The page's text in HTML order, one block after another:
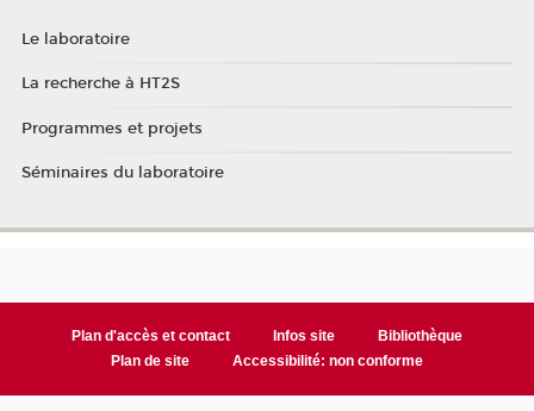
Le laboratoire
La recherche à HT2S
Programmes et projets
Séminaires du laboratoire
Plan d'accès et contact Infos site
Bibliothèque
Plan de site
Accessibilité: non conforme